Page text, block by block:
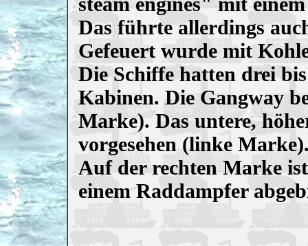
Das führte allerdings
Gefeuert wurde mit
Die Schiffe hatten drei
Kabinen. Die Gangway
Marke). Das untere,
vorgesehen (linke
Auf der rechten Marke
einem Raddampfer